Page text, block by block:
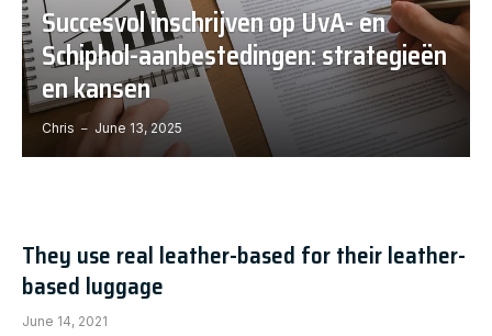
Succesvol inschrijven op UvA- en
Schiphol-aanbestedingen: strategieën
en kansen
Chris June 13, 2025
They use real leather-based for their leather-
based luggage
June 14, 2021